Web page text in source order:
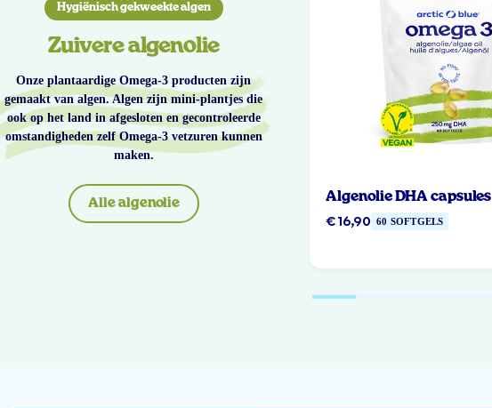
Hygiënisch gekweekte algen
Zuivere algenolie
Onze plantaardige Omega-3 producten zijn
gemaakt van algen. Algen zijn mini-plantjes die
ook op het land in afgesloten en gecontroleerde
omstandigheden zelf Omega-3 vetzuren kunnen
maken.
Alle algenolie Algenolie DHA capsules
€ 16,90 60 SOFTGELS